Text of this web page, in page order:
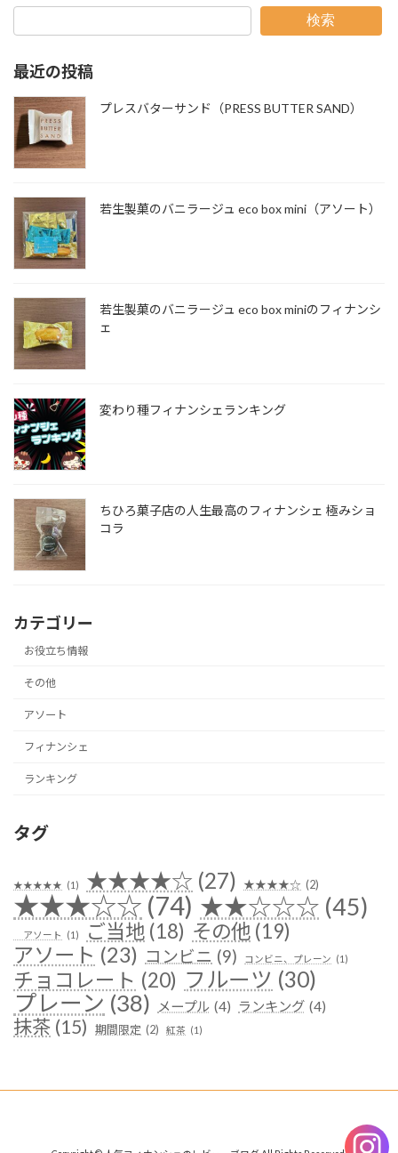
検索
最近の投稿
プレスバターサンド（PRESS BUTTER SAND）
若生製菓のバニラージュ eco box mini（アソート）
若生製菓のバニラージュ eco box miniのフィナンシ
ェ
変わり種フィナンシェランキング
ちひろ菓子店の人生最高のフィナンシェ 極みショ
コラ
カテゴリー
お役立ち情報
その他
アソート
フィナンシェ
ランキング
タグ
★★★★★ (1) ★★★★☆ (27) ★★★★☆ (2)
★★★☆☆ (74) ★★☆☆☆ (45)
アソート (1) ご当地 (18) その他 (19)
アソート (23) コンビニ (9) コンビニ、プレーン (1)
チョコレート (20) フルーツ (30)
プレーン (38) メープル (4) ランキング (4)
抹茶 (15) 期間限定 (2) 紅茶 (1)